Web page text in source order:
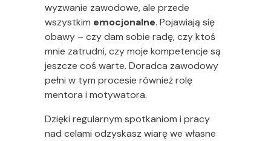
wyzwanie zawodowe, ale przede
wszystkim emocjonalne. Pojawiają się
obawy – czy dam sobie radę, czy ktoś
mnie zatrudni, czy moje kompetencje są
jeszcze coś warte. Doradca zawodowy
pełni w tym procesie również rolę
mentora i motywatora.
Dzięki regularnym spotkaniom i pracy
nad celami odzyskasz wiarę we własne